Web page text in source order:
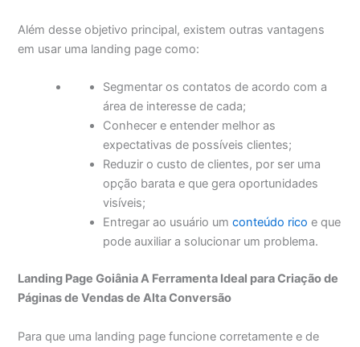
Além desse objetivo principal, existem outras vantagens
em usar uma landing page como:
Segmentar os contatos de acordo com a
área de interesse de cada;
Conhecer e entender melhor as
expectativas de possíveis clientes;
Reduzir o custo de clientes, por ser uma
opção barata e que gera oportunidades
visíveis;
Entregar ao usuário umconteúdo rico e que
pode auxiliar a solucionar um problema.
Landing Page Goiânia A Ferramenta Ideal para Criaçãode
Páginas de Vendas de Alta Conversão
Para que uma landing page funcione corretamente e de